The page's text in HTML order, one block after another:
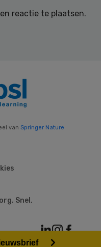
reactie te plaatsen.
van Springer Nature
Snel,